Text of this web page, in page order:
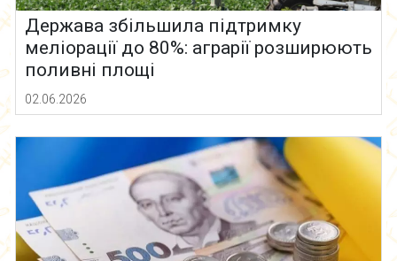
Держава збільшила підтримку
меліорації до 80%: аграрії розширюють
поливні площі
02.06.2026